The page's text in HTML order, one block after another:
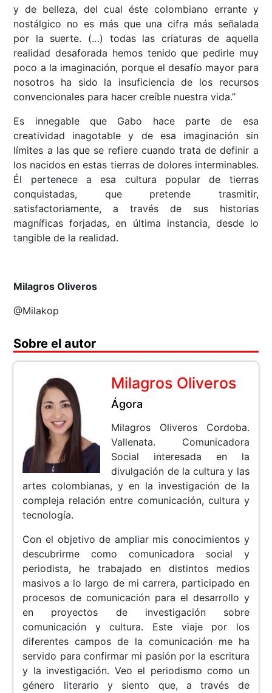
y de belleza, del cual éste colombiano errante y
nostálgico no es más que una cifra más señalada
por la suerte. (…) todas las criaturas de aquella
realidad desaforada hemos tenido que pedirle muy
poco a la imaginación, porque el desafío mayor para
nosotros ha sido la insuficiencia de los recursos
convencionales para hacer creíble nuestra vida.”
Es innegable que Gabo hace parte de esa
creatividad inagotable y de esa imaginación sin
límites a las que se refiere cuando trata de definir a
los nacidos en estas tierras de dolores interminables.
Él pertenece a esa cultura popular de tierras
conquistadas, que pretende trasmitir,
satisfactoriamente, a través de sus historias
magníficas forjadas, en última instancia, desde lo
tangible de la realidad.
Milagros Oliveros
@Milakop
Sobre el autor
Milagros Oliveros
Ágora
Milagros Oliveros Cordoba.
Vallenata. Comunicadora
Social interesada en la
divulgación de la cultura y las
artes colombianas, y en la investigación de la
compleja relación entre comunicación, cultura y
tecnología.
Con el objetivo de ampliar mis conocimientos y
descubrirme como comunicadora social y
periodista, he trabajado en distintos medios
masivos a lo largo de mi carrera, participado en
procesos de comunicación para el desarrollo y
en proyectos de investigación sobre
comunicación y cultura. Este viaje por los
diferentes campos de la comunicación me ha
servido para confirmar mi pasión por la escritura
y la investigación. Veo el periodismo como un
género literario y siento que, a través de